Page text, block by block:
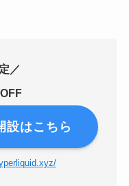
／
はこちら